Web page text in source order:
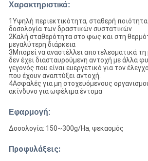
Χαρακτηριστικά:
1Υψηλή περιεκτικότητα, σταθερή
δοσολογία των δραστικών συστατικών
2Καλή σταθερότητα στο φως και στη
μεγαλύτερη διάρκεια
3Μπορεί να αναστέλλει αποτελεσματικά τη
δεν έχει διασταυρούμενη αντοχή με άλλα
γεγονός που είναι ευεργετικό για τον
που έχουν αναπτύξει αντοχή.
4Ασφαλές για μη στοχευόμενους
ακίνδυνο για ωφέλιμα έντομα
Εφαρμογή:
Δοσολογία: 150~300g/Ha, ψεκασμός
Προφυλάξεις: